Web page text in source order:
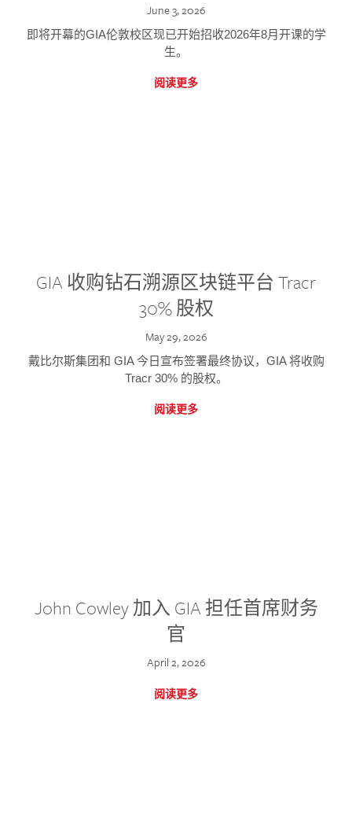
June 3, 2026
即将开幕的GIA伦敦校区现已开始招收2026年8月开课的学
生。
阅读更多
GIA 收购钻石溯源区块链平台 Tracr
30% 股权
May 29, 2026
戴比尔斯集团和 GIA 今日宣布签署最终协议，GIA 将收购
Tracr 30% 的股权。
阅读更多
John Cowley 加入 GIA 担任首席财务
官
April 2, 2026
阅读更多